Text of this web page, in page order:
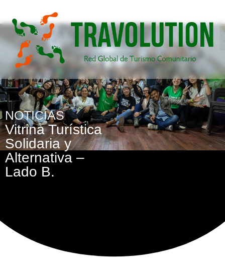
NOTICIAS
Vitrina Turística
Solidaria y
Alternativa –
Lado B.